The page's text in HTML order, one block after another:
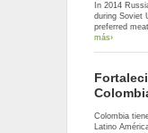
In 2014
during Soviet
preferred
más›
Colombia
Latino